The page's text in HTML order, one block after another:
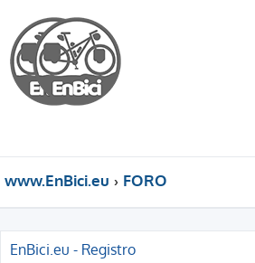
www.EnBici.eu FORO
EnBici.eu - Registro